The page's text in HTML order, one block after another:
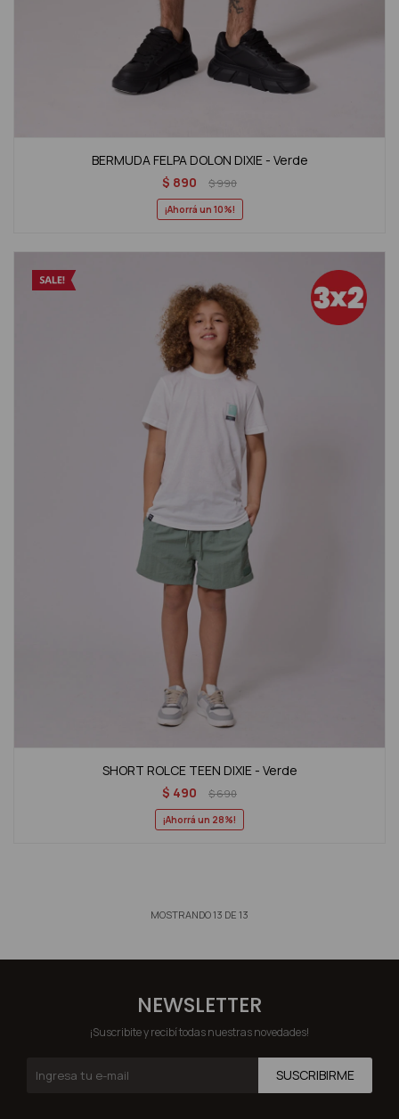
BERMUDA FELPA DOLON DIXIE - Verde
$ 890 $990
10
SHORT ROLCE TEEN DIXIE - Verde
$ 490 $690
28
MOSTRANDO13 DE 13
NEWSLETTER
¡Suscribite y recibí todas nuestras novedades!
SUSCRIBIRME